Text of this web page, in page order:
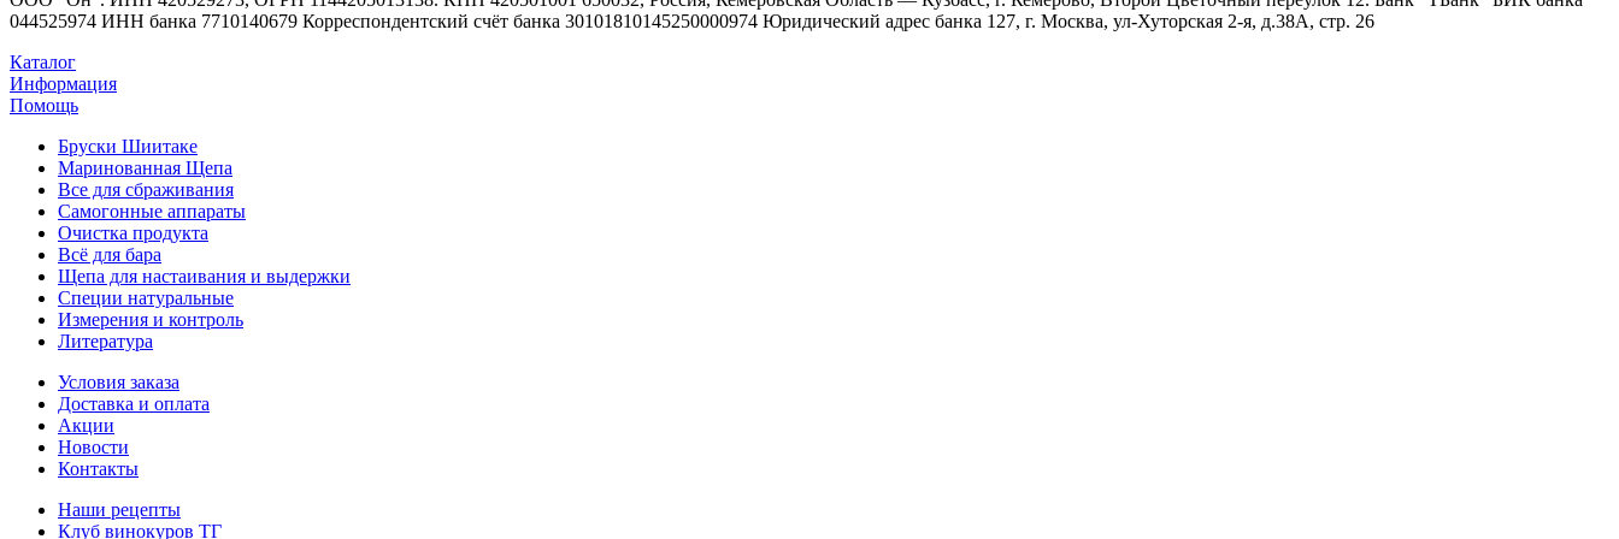
044525974 ИНН банка 7710140679 Корреспондентский счёт банка 30101810145250000974 Юридический адрес банка 127, г. Москва, ул-Хуторская 2-я, д.38А, стр. 26
Каталог
Информация
Помощь
Бруски Шиитаке
Маринованная Щепа
Все для сбраживания
Самогонные аппараты
Очистка продукта
Всё для бара
Щепа для настаивания и выдержки
Специи натуральные
Измерения и контроль
Литература
Условия заказа
Доставка и оплата
Акции
Новости
Контакты
Наши рецепты
Клуб винокуров ТГ